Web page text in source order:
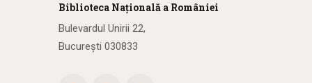
Biblioteca Națională a României
Bulevardul Unirii 22,
București 030833